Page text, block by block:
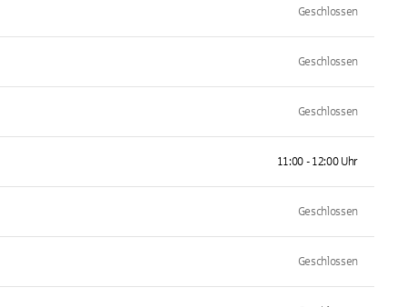
Geschlossen
Geschlossen
Geschlossen
11:00 - 12:00 Uhr
Geschlossen
Geschlossen